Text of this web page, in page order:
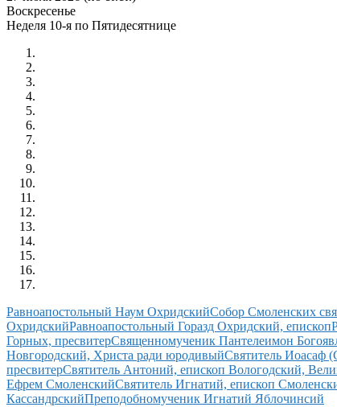
Воскресенье
Неделя 10-я по Пятидесятнице
Равноапостольный Наум ОхридскийСобор Смоленских
ОхридскийРавноапостольный Горазд Охридский, епископ
Горных, пресвитерСвященномученик Пантелеимон
Новгородский, Христа ради юродивыйСвятитель Иоасаф
пресвитерСвятитель Антоний, епископ Вологодский,
Ефрем СмоленскийСвятитель Игнатий, епископ
КассандрскийПреподобномученик Игнатий Яблочинсий